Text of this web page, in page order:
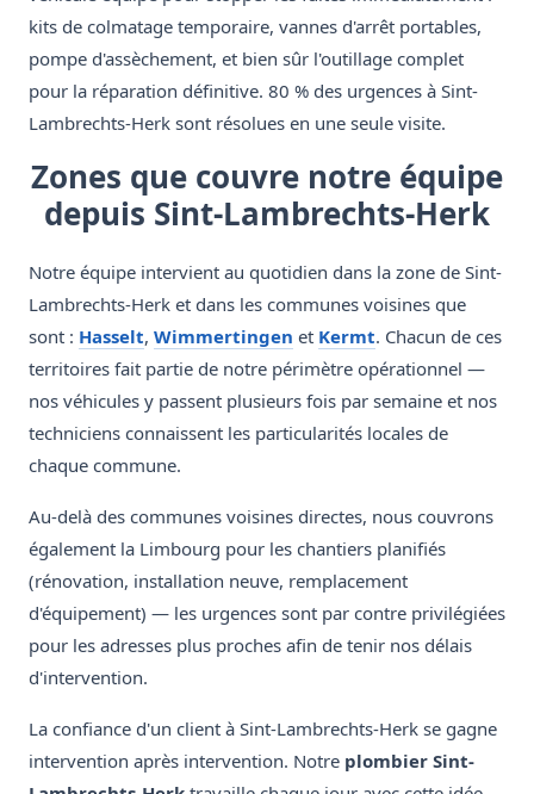
kits de colmatage temporaire, vannes d'arrêt portables,
pompe d'assèchement, et bien sûr l'outillage complet
pour la réparation définitive. 80 % des urgences à Sint-
Lambrechts-Herk sont résolues en une seule visite.
Zones que couvre notre équipe
depuis Sint-Lambrechts-Herk
Notre équipe intervient au quotidien dans la zone de Sint-
Lambrechts-Herk et dans les communes voisines que
sont : Hasselt, Wimmertingen et Kermt. Chacun de ces
territoires fait partie de notre périmètre opérationnel —
nos véhicules y passent plusieurs fois par semaine et nos
techniciens connaissent les particularités locales de
chaque commune.
Au-delà des communes voisines directes, nous couvrons
également la Limbourg pour les chantiers planifiés
(rénovation, installation neuve, remplacement
d'équipement) — les urgences sont par contre privilégiées
pour les adresses plus proches afin de tenir nos délais
d'intervention.
La confiance d'un client à Sint-Lambrechts-Herk se gagne
intervention après intervention. Notre plombier Sint-